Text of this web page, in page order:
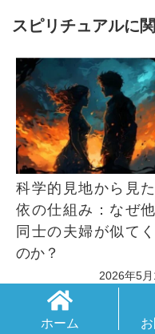
多数
ます。
スピリチュアルに
科学的見地から見
依の仕組み：なぜ
同士の夫婦が似て
のか？
2026年5月
多くの方がお気づき
り、地球は現在次元上
ホーム